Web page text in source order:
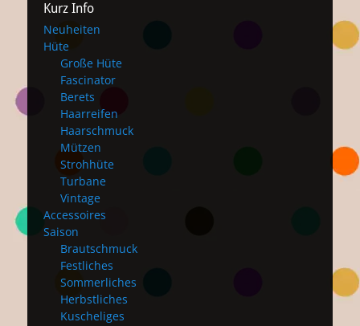
Kurz Info
Neuheiten
Hüte
Große Hüte
Fascinator
Berets
Haarreifen
Haarschmuck
Mützen
Strohhüte
Turbane
Vintage
Accessoires
Saison
Brautschmuck
Festliches
Sommerliches
Herbstliches
Kuscheliges